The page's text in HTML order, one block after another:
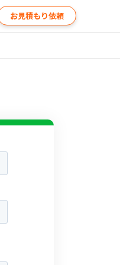
お見積もり依頼